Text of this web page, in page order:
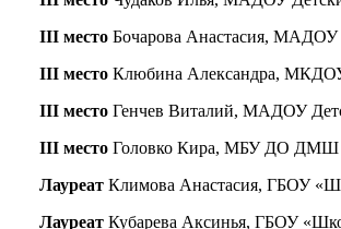
III место Бочарова Анастасия, МАДОУ
III место Клюбина Александра, МКДОУ
III место Генчев Виталий, МАДОУ
III место Головко Кира, МБУ ДО ДМШ
ЛауреатКлимова Анастасия, ГБОУ
ЛауреатКубарева Аксинья, ГБОУ